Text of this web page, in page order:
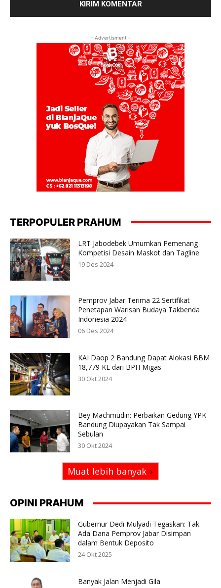
- Advertisment -
TERPOPULER PRAHUM
LRT Jabodebek Umumkan Pemenang
Kompetisi Desain Maskot dan Tagline
19 Des 2024
Pemprov Jabar Terima 22 Sertifikat
Penetapan Warisan Budaya Takbenda
Indonesia 2024
06 Des 2024
KAI Daop 2 Bandung Dapat Alokasi BBM
18,779 KL dari BPH Migas
30 Okt 2024
Bey Machmudin: Perbaikan Gedung YPK
Bandung Diupayakan Tak Sampai
Sebulan
30 Okt 2024
Muat lebih banyak
OPINI PRAHUM
Gubernur Dedi Mulyadi Tegaskan: Tak
Ada Dana Pemprov Jabar Disimpan
dalam Bentuk Deposito
24 Okt 2025
Banyak Jalan Menjadi Gila